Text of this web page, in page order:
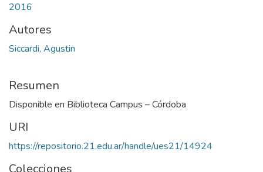
2016
Autores
Siccardi, Agustin
Resumen
Disponible en Biblioteca Campus – Córdoba
URI
https://repositorio.21.edu.ar/handle/ues21/14924